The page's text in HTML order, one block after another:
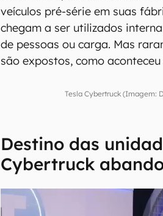
veículos pré-série em suas
chegam a ser utilizados
de pessoas ou carga. Mas
são expostos, como
Tesla Cybertruck (Imagem:
Destino das
Cybertruck